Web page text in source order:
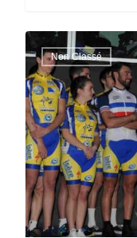
Non Classé